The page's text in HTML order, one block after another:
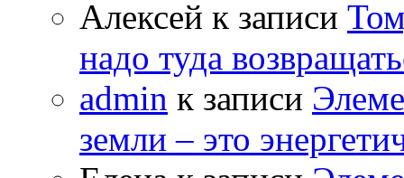
Алексей к записи
надо туда
admin к записи
земли – это